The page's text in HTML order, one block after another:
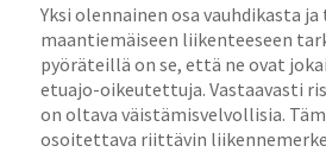
Yksi olennainen osa vauhdikasta
maantiemäiseen liikenteeseen
pyöräteillä on se, että ne ovat
etuajo-oikeutettuja. Vastaavasti
on oltava väistämisvelvollisia.
osoitettava riittävin